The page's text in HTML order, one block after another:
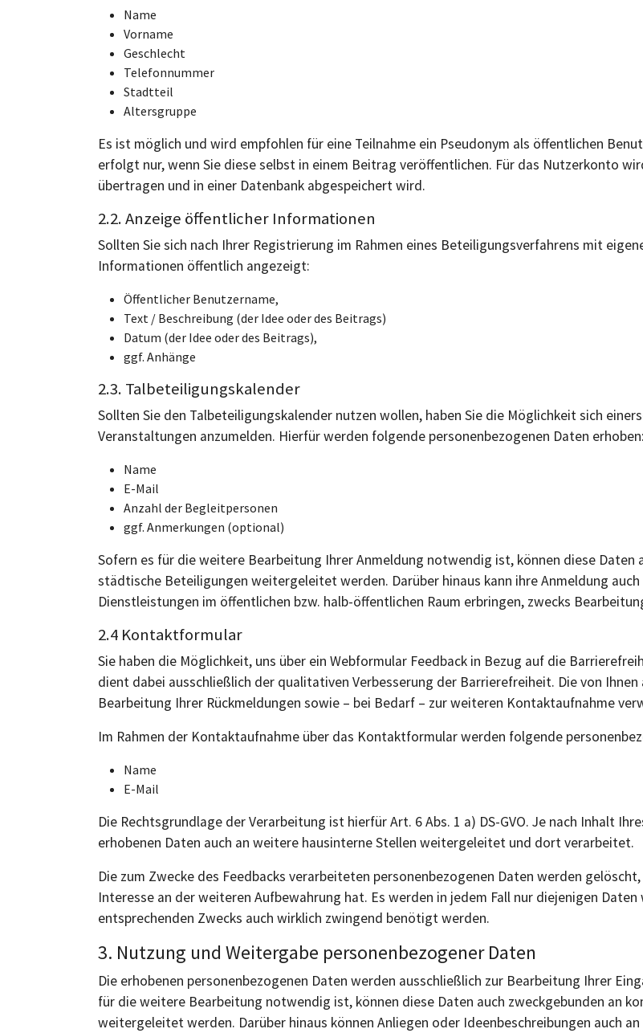
Name
Vorname
Geschlecht
Telefonnummer
Stadtteil
Altersgruppe
Es ist möglich und wird empfohlen für eine Teilnahme ein Pseudonym als öffentlichen
erfolgt nur, wenn Sie diese selbst in einem Beitrag veröffentlichen. Für das Nutzerkonto
übertragen und in einer Datenbank abgespeichert wird.
2.2. Anzeige öffentlicher Informationen
Sollten Sie sich nach Ihrer Registrierung im Rahmen eines Beteiligungsverfahrens mit
Informationen öffentlich angezeigt:
Öffentlicher Benutzername,
Text / Beschreibung (der Idee oder des Beitrags)
Datum (der Idee oder des Beitrags),
ggf. Anhänge
2.3. Talbeteiligungskalender
Sollten Sie den Talbeteiligungskalender nutzen wollen, haben Sie die Möglichkeit sich
Veranstaltungen anzumelden. Hierfür werden folgende personenbezogenen Daten erhoben:
Name
E-Mail
Anzahl der Begleitpersonen
ggf. Anmerkungen (optional)
Sofern es für die weitere Bearbeitung Ihrer Anmeldung notwendig ist, können diese Daten
städtische Beteiligungen weitergeleitet werden. Darüber hinaus kann ihre Anmeldung
Dienstleistungen im öffentlichen bzw. halb-öffentlichen Raum erbringen, zwecks
2.4 Kontaktformular
Sie haben die Möglichkeit, uns über ein Webformular Feedback in Bezug auf die
dient dabei ausschließlich der qualitativen Verbesserung der Barrierefreiheit. Die von
Bearbeitung Ihrer Rückmeldungen sowie – bei Bedarf – zur weiteren Kontaktaufnahme
Im Rahmen der Kontaktaufnahme über das Kontaktformular werden folgende
Name
E-Mail
Die Rechtsgrundlage der Verarbeitung ist hierfür Art. 6 Abs. 1 a) DS-GVO. Je nach Inhalt
erhobenen Daten auch an weitere hausinterne Stellen weitergeleitet und dort verarbeitet.
Die zum Zwecke des Feedbacks verarbeiteten personenbezogenen Daten werden
Interesse an der weiteren Aufbewahrung hat. Es werden in jedem Fall nur diejenigen
entsprechenden Zwecks auch wirklich zwingend benötigt werden.
3. Nutzung und Weitergabe personenbezogener Daten
Die erhobenen personenbezogenen Daten werden ausschließlich zur Bearbeitung Ihrer
für die weitere Bearbeitung notwendig ist, können diese Daten auch zweckgebunden an
weitergeleitet werden. Darüber hinaus können Anliegen oder Ideenbeschreibungen auch